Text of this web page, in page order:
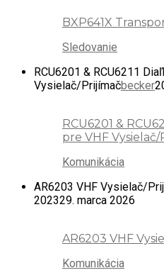
BXP641X
Sledovanie
RCU6201 & RCU6211
Vysielač/Prijímačbecker
RCU6201 &
pre VHF
Komunikácia
AR6203 VHF Vysielač/
202329. marca 2026
AR6203 VHF
Komunikácia